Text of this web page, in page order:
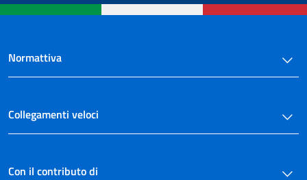
Normattiva
Collegamenti veloci
Con il contributo di